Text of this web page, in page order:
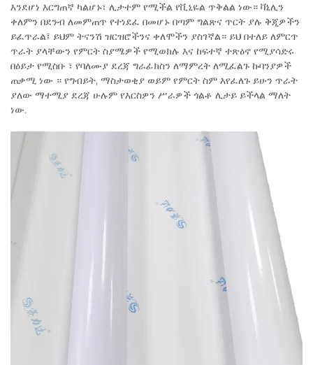
እንደሆነ እርግጠኛ ካልሆኑ፣ ሊታተም የሚችል የቪኒዬል ጥቅልል ነው። ቫኒሊን
ቀለምን በደንብ ለመምጠጥ የተነደፈ በመሆኑ በጣም ግልጽና ጥርት ያሉ ቅጂዎችን
ይፈጥራል፤ ይህም ትናንሽ ዝርዝሮችንና ቀለሞችን ያስገኛል። ይህ በተለይ ለምርጥ
ጥራት ያላቸውን የምርት ስያሜዎች የሚወክሉ እና ከፍተኛ ተጽዕኖ የሚያሳድሩ
በዕይታ የሚስቡ ፣ የባለሙያ ደረጃ ግራፊክስን ለማምረት ለሚፈልጉ ኩባንያዎች
ጠቃሚ ነው ። የግብይት, ማስታወቂያ ወይም የምርት ስም እየፈለጉ ይሁን ጥራት
ያለው ማተሚያ ደረጃ ሁሉም የእርስዎን ሥራዎች ጎልቶ ሊታይ ይችላል ማለት
ነው.